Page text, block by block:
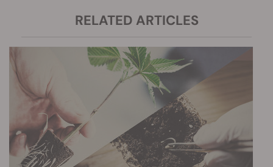
RELATED ARTICLES